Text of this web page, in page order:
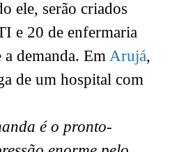
ele, serão criados
e 20 de enfermaria
demanda. Em Arujá,
de um hospital com
é o pronto-